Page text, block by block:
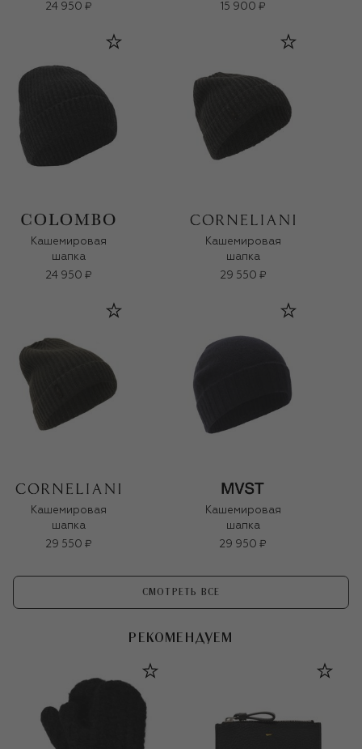
24 950 ₽
15 900 ₽
Кашемировая
шапка
24 950 ₽
Кашемировая
шапка
29 550 ₽
Кашемировая
шапка
29 550 ₽
Кашемировая
шапка
29 950 ₽
СМОТРЕТЬ ВСЕ
РЕКОМЕНДУЕМ